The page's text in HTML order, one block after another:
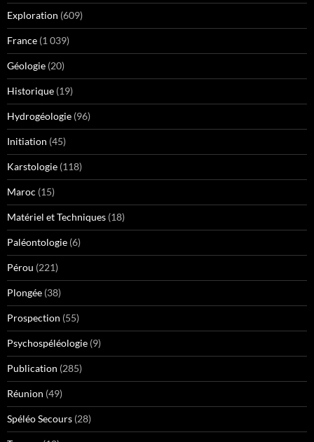
Exploration (609)
France (1 039)
Géologie (20)
Historique (19)
Hydrogéologie (96)
Initiation (45)
Karstologie (118)
Maroc (15)
Matériel et Techniques (18)
Paléontologie (6)
Pérou (221)
Plongée (38)
Prospection (55)
Psychospéléologie (9)
Publication (285)
Réunion (49)
Spéléo Secours (28)